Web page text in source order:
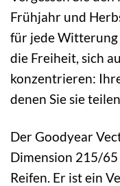
Frühjahr und
für jede Witterung
die Freiheit, sich
konzentrieren:
denen Sie sie
Der Goodyear
Dimension 215/
Reifen. Er ist ein